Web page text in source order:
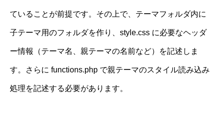
ていることが前提です。その上で、テーマフォルダ内に
子テーマ用のフォルダを作り、style.css に必要なヘッダ
ー情報（テーマ名、親テーマの名前など）を記述しま
す。さらに functions.php で親テーマのスタイル読み込み
処理を記述する必要があります。